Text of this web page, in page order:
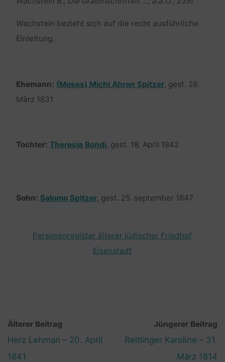
Wachstein bezieht sich auf die recht ausführliche
Einleitung.
Ehemann: (Moses) Michl Ahron Spitzer, gest. 28.
März 1831
Tochter: Theresia Bondi, gest. 18. April 1842
Sohn: Salomo Spitzer, gest. 25. september 1847
Personenregister älterer jüdischer Friedhof
Eisenstadt
Älterer Beitrag
Herz Lehman – 20. April
1841
Jüngerer Beitrag
Reitlinger Karoline – 31.
März 1814